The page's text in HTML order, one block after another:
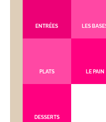
ENTRÉES LES
PLATS LE PAIN
DESSERTS